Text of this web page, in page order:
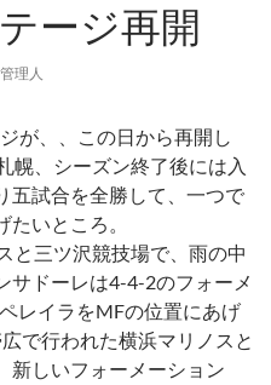
ージ再開
理人
が、、この日から再開し
幌、シーズン終了後には入
五試合を全勝して、一つで
いところ。
と三ツ沢競技場で、雨の中
サドーレは4-4-2のフォーメ
レイラをMFの位置にあげ
で行われた横浜マリノスと
新しいフォーメーション